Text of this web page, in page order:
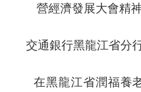
交通銀行黑龍江省分
在黑龍江省潤福養老